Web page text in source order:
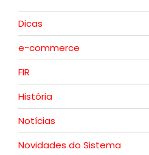
Dicas
e-commerce
FIR
História
Notícias
Novidades do Sistema